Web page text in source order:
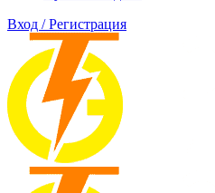
Вход / Регистрация